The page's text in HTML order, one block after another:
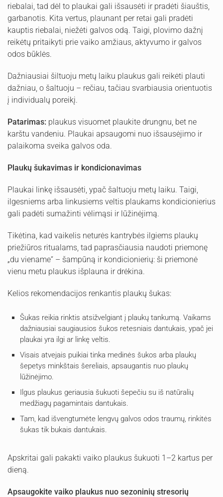
riebalai, tad dėl to plaukai gali išsausėti ir pradėti šiauštis,
garbanotis. Kita vertus, plaunant per retai gali pradėti
kauptis riebalai, niežėti galvos odą. Taigi, plovimo dažnį
reikėtų pritaikyti prie vaiko amžiaus, aktyvumo ir galvos
odos būklės.
Dažniausiai šiltuoju metų laiku plaukus gali reikėti plauti
dažniau, o šaltuoju – rečiau, tačiau svarbiausia orientuotis
į individualų poreikį.
Patarimas: plaukus visuomet plaukite drungnu, bet ne
karštu vandeniu. Plaukai apsaugomi nuo išsausėjimo ir
palaikoma sveika galvos oda.
Plaukų šukavimas ir kondicionavimas
Plaukai linkę išsausėti, ypač šaltuoju metų laiku. Taigi,
ilgesniems arba linkusiems veltis plaukams kondicionierius
gali padėti sumažinti vėlimąsi ir lūžinėjimą.
Tikėtina, kad vaikelis neturės kantrybės ilgiems plaukų
priežiūros ritualams, tad paprasčiausia naudoti priemonę
„du viename“ – šampūną ir kondicionierių: ši priemonė
vienu metu plaukus išplauna ir drėkina.
Kelios rekomendacijos renkantis plaukų šukas:
Šukas reikia rinktis atsižvelgiant į plaukų tankumą. Vaikams
dažniausiai saugiausios šukos retesniais dantukais, ypač jei
plaukai yra ilgi ar linkę veltis.
Visais atvejais puikiai tinka medinės šukos arba plaukų
šepetys minkštais šereliais, apsaugantis nuo plaukų
lūžinėjimo.
Ilgus plaukus geriausia šukuoti šepečiu su iš natūralių
medžiagų pagamintais dantukais.
Tam, kad išvengtumėte lengvų galvos odos traumų, rinkitės
šukas tik bukais dantukais.
Apskritai gali pakakti vaiko plaukus šukuoti 1–2 kartus per
dieną.
Apsaugokite vaiko plaukus nuo sezoninių stresorių